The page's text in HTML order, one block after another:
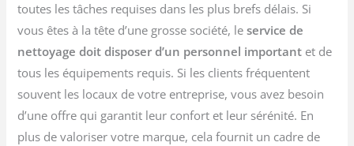
toutes les tâches requises dans les plus brefs délais. Si
vous êtes à la tête d’une grosse société, leservice de
nettoyage doit disposer d’un personnel important et de
tous les équipements requis. Si les clients fréquentent
souvent les locaux de votre entreprise, vous avez besoin
d’une offre qui garantit leur confort et leur sérénité. En
plus de valoriser votre marque, cela fournit un cadre de